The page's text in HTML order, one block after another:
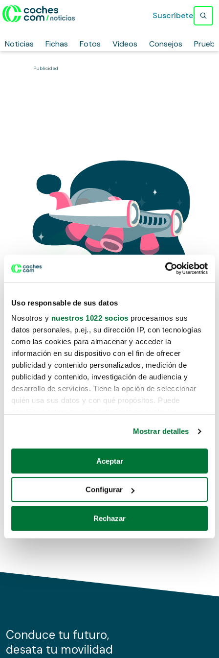
Uso responsable de sus datos
Nosotros y nuestros 1022 socios procesamos sus
datos personales, p.ej., su dirección IP, con tecnologías
como las cookies para almacenar y acceder la
información en su dispositivo con el fin de ofrecer
publicidad y contenido personalizados, medición de
publicidad y contenido, investigación de audiencia y
desarrollo de servicios. Tiene la opción de seleccionar
quién usa sus datos y con qué propósitos. Puede
Si lo permite, también quisiéramos:
Recopilar información sobre su ubicación geográfica
Identificar su dispositivo analizándolo activamente
para buscar características específicas (huellas
Obtenga más información sobre cómo se procesan sus
de cookies.
información sobre el uso que haga del sitio web con
nuestros partners de redes sociales, publicidad y análisis
Mostrar detalles
Aceptar
Configurar
Rechazar
Noticias Fichas Fotos Vídeos Consejos
Suscríbete
Publicidad
Lo sentimos, no sabemos como
te hemos traido hasta aquí.
Pero puedes encontrar el coche que estás
buscando en alguno de estos enlaces:
Coches de segunda mano
Coches de km0
Conduce tu futuro,
desata tu movilidad